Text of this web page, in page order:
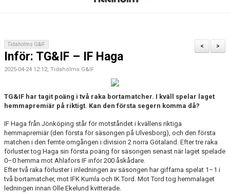
FÖRENINGEN
GAMLA GIFFS TORSDAGSTRÄFFAR
MATCHER
CUPER ARBETSBESKRIVNING
PLANSCHEMA
>
<
Tidaholms G&IF
Inför: TG&IF – IF Haga
2025-04-24 12:12, Tidaholms G&IF
TG&IF har tagit poäng i två raka bortamatcher. I kväll spelar laget
hemmapremiär på riktigt. Kan den första segern komma då?
IF Haga från Jönköping står för motståndet i kvällens riktiga
hemmapremiär (den första för säsongen på Ulvesborg), och den första
matchen i den femte omgången i division 2 norra Götaland. Efter tre raka
förluster tog Haga sin första poäng för säsongen senast när laget spelade
0–0 hemma mot Ahlafors IF inför 200 åskådare.
Efter två raka förluster i inledningen av säsongen har giffarna spelat 1–1 i
två bortamatcher, mot IFK Kumla och IK Tord. Mot Tord tog hemmalaget
ledningen innan Olle Ekelund kvitterade.